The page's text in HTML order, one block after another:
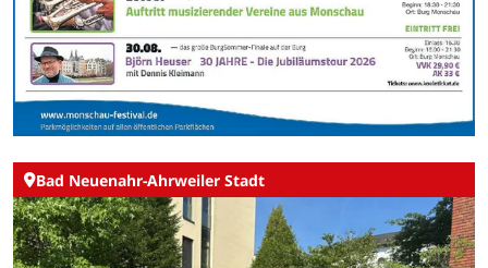
Bad Neuenahr-Ahrweiler Stadt